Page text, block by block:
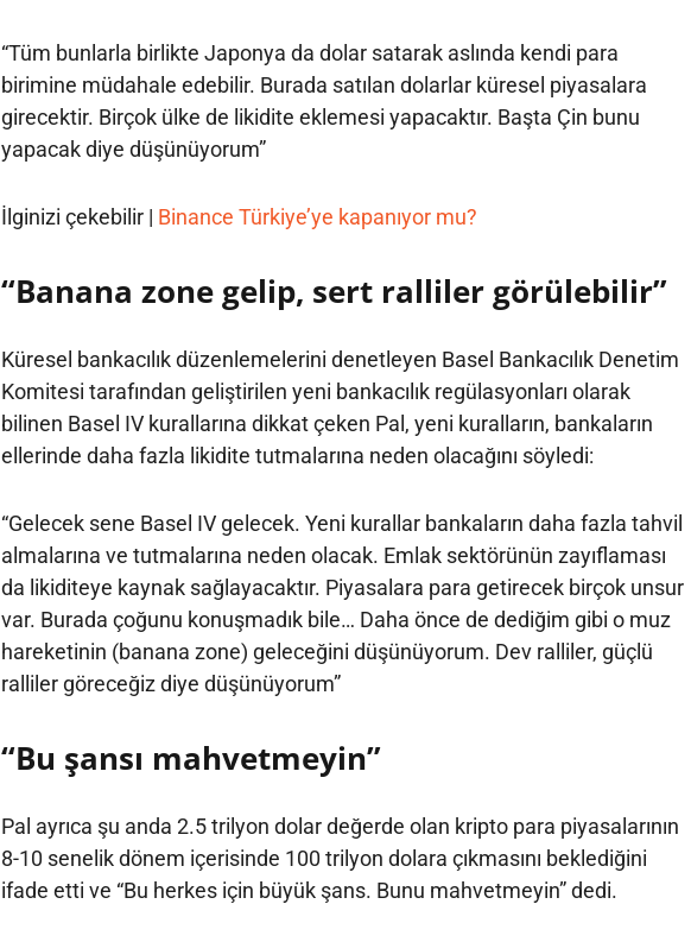
“Tüm bunlarla birlikte Japonya da dolar satarak aslında kendi para
birimine müdahale edebilir. Burada satılan dolarlar küresel piyasalara
girecektir. Birçok ülke de likidite eklemesi yapacaktır. Başta Çin bunu
yapacak diye düşünüyorum”
İlginizi çekebilir | Binance Türkiye’ye kapanıyor mu?
“Banana zone gelip, sert ralliler görülebilir”
Küresel bankacılık düzenlemelerini denetleyen Basel Bankacılık Denetim
Komitesi tarafından geliştirilen yeni bankacılık regülasyonları olarak
bilinen Basel IV kurallarına dikkat çeken Pal, yeni kuralların, bankaların
ellerinde daha fazla likidite tutmalarına neden olacağını söyledi:
“Gelecek sene Basel IV gelecek. Yeni kurallar bankaların daha fazla tahvil
almalarına ve tutmalarına neden olacak. Emlak sektörünün zayıflaması
da likiditeye kaynak sağlayacaktır. Piyasalara para getirecek birçok unsur
var. Burada çoğunu konuşmadık bile… Daha önce de dediğim gibi o muz
hareketinin (banana zone) geleceğini düşünüyorum. Dev ralliler, güçlü
ralliler göreceğiz diye düşünüyorum”
“Bu şansı mahvetmeyin”
Pal ayrıca şu anda 2.5 trilyon dolar değerde olan kripto para piyasalarının
8-10 senelik dönem içerisinde 100 trilyon dolara çıkmasını beklediğini
ifade etti ve “Bu herkes için büyük şans. Bunu mahvetmeyin” dedi.